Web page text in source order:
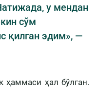
у мендан
сўм
қилган эдим», —
ҳаммаси ҳал бўлган.